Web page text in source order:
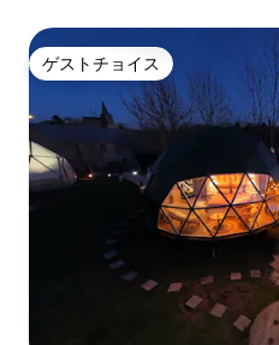
ゲストチョイス
ゲストチョイス